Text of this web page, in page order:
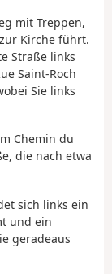
mit Treppen,
Kirche führt.
Straße links
Saint-Roch
Sie links
Chemin du
die nach etwa
sich links ein
und ein
geradeaus